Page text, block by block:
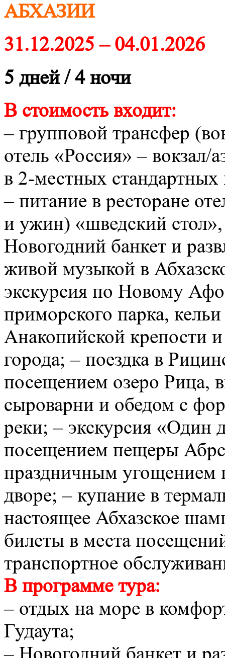
АБХАЗИИ
31.12.2025 – 04.01.2026
5 дней / 4 ночи
В стоимость входит:
– групповой трансфер
отель «Россия» –
в 2-местных
– питание в ресторане
и ужин) «шведский
Новогодний банкет и
живой музыкой в
экскурсия по Новому
приморского парка,
Анакопийской крепости
города; – поездка в
посещением озеро Рица,
сыроварни и обедом с
реки; – экскурсия «Один
посещением пещеры
праздничным угощением
дворе; – купание в
настоящее Абхазское
билеты в места
транспортное
В программе тура:
– отдых на море в
Гудаута;